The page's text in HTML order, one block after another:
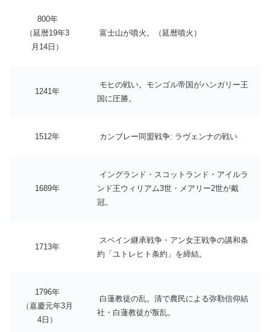
800年
（延暦19年3
月14日）
富士山が噴火。（延暦噴火）
1241年
モヒの戦い。モンゴル帝国がハンガリー王
国に圧勝。
1512年 カンブレー同盟戦争: ラヴェンナの戦い
1689年
イングランド・スコットランド・アイルラ
ンド王ウィリアム3世・メアリー2世が戴
冠。
1713年
スペイン継承戦争・アン女王戦争の講和条
約「ユトレヒト条約」を締結。
1796年
（嘉慶元年3月
4日）
白蓮教徒の乱。清で農民による弥勒信仰結
社・白蓮教徒が叛乱。